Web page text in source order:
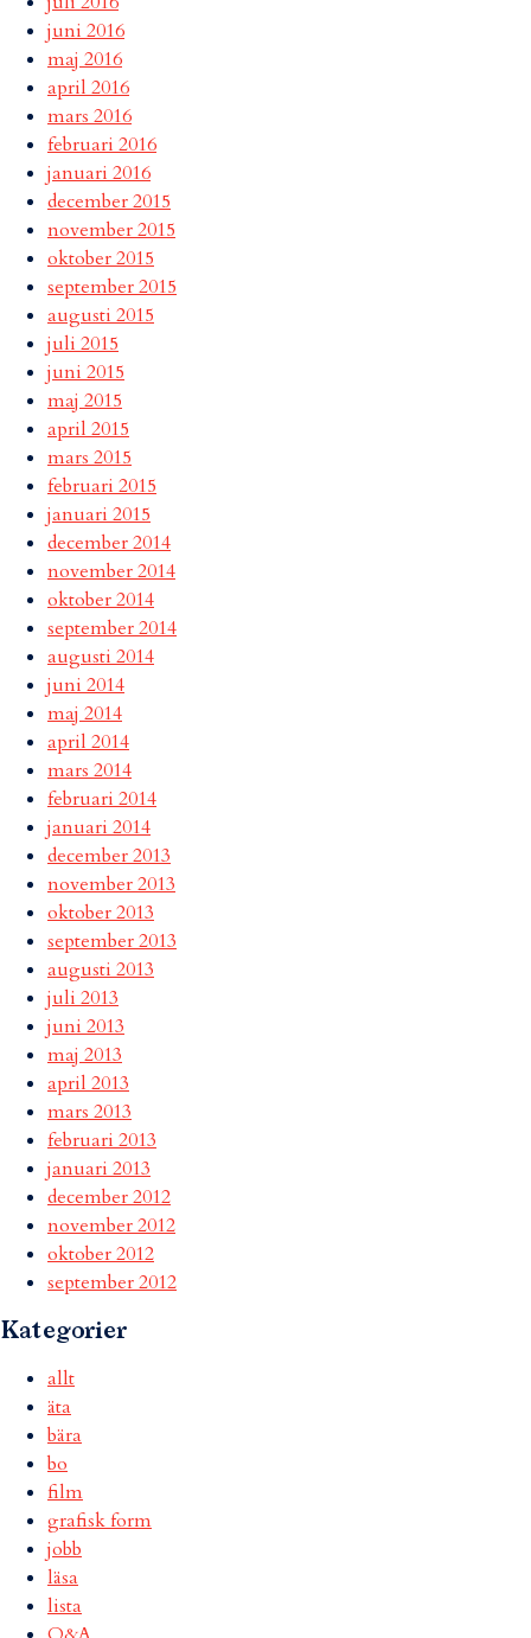
juni 2016
maj 2016
april 2016
mars 2016
februari 2016
januari 2016
december 2015
november 2015
oktober 2015
september 2015
augusti 2015
juli 2015
juni 2015
maj 2015
april 2015
mars 2015
februari 2015
januari 2015
december 2014
november 2014
oktober 2014
september 2014
augusti 2014
juni 2014
maj 2014
april 2014
mars 2014
februari 2014
januari 2014
december 2013
november 2013
oktober 2013
september 2013
augusti 2013
juli 2013
juni 2013
maj 2013
april 2013
mars 2013
februari 2013
januari 2013
december 2012
november 2012
oktober 2012
september 2012
Kategorier
allt
äta
bära
bo
film
grafisk form
jobb
läsa
lista